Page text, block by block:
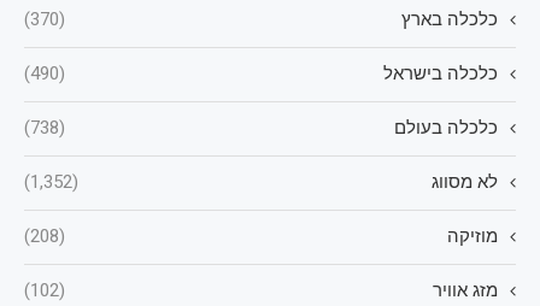
כלכלה בארץ (370)
כלכלה בישראל (490)
כלכלה בעולם (738)
לא מסווג (1,352)
מוזיקה (208)
מזג אוויר (102)